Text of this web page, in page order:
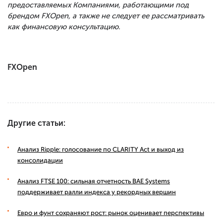
предоставляемых Компаниями, работающими под
брендом FXOpen, а также не следует ее рассматривать
как финансовую консультацию.
FXOpen
Другие статьи:
Анализ Ripple: голосование по CLARITY Act и выход из
консолидации
Анализ FTSE 100: сильная отчетность BAE Systems
поддерживает ралли индекса у рекордных вершин
Евро и фунт сохраняют рост: рынок оценивает перспективы